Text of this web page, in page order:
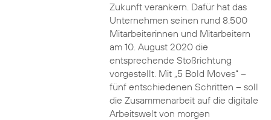
Zukunft verankern. Dafür hat das
Unternehmen seinen rund 8.500
Mitarbeiterinnen und Mitarbeitern
am 10. August 2020 die
entsprechende Stoßrichtung
vorgestellt. Mit „5 Bold Moves“ –
fünf entschiedenen Schritten – soll
die Zusammenarbeit auf die digitale
Arbeitswelt von morgen